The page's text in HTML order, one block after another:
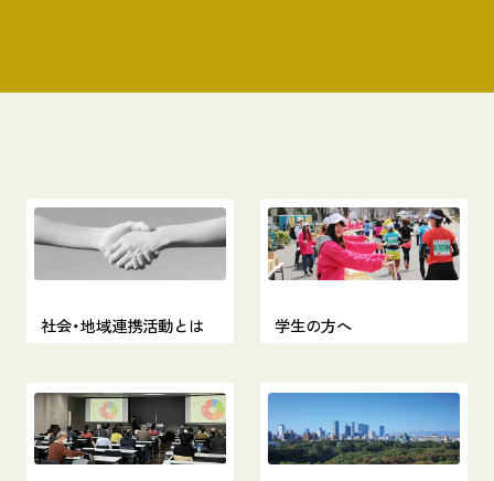
社会・地域連携活動とは 学生の方へ